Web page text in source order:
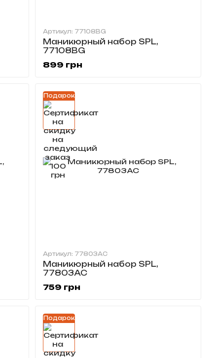
Артикул: 77108BG
Маникюрный набор SPL,
77108BG
899 грн
Подарок
Артикул: 77803AC
Маникюрный набор SPL,
77803AC
759 грн
Подарок